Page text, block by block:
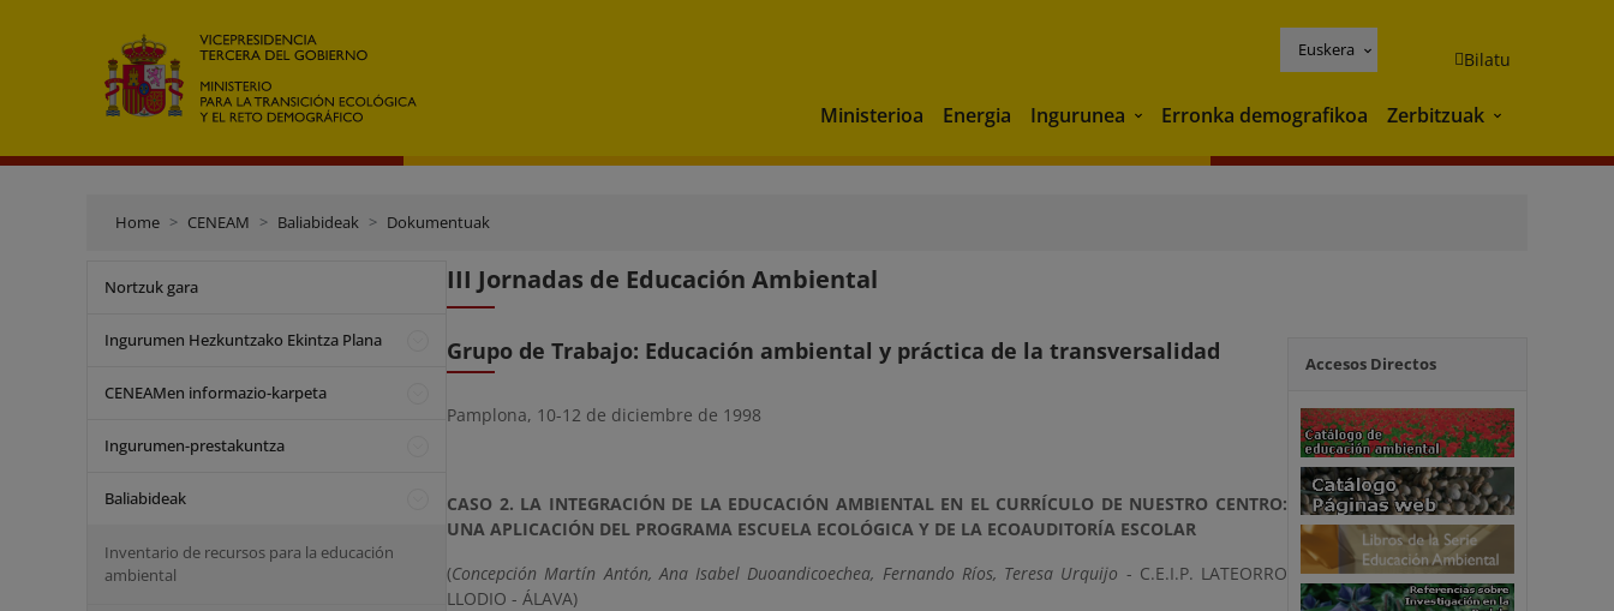
Euskera Bilatu
Ministerioa Energia Ingurunea Ingurunea
Erronka demografikoa Zerbitzuak Zerbitzuak
Home CENEAM Baliabideak Dokumentuak
Nortzuk gara
Ingurumen Hezkuntzako Ekintza Plana
CENEAMen informazio-karpeta
Ingurumen-prestakuntza
Baliabideak
Inventario de recursos para la educación
ambiental
III Jornadas de Educación Ambiental
Grupo de Trabajo: Educación ambiental y práctica de la transversalidad
Pamplona, 10-12 de diciembre de 1998
CASO 2. LA INTEGRACIÓN DE LA EDUCACIÓN AMBIENTAL EN EL CURRÍCULO DE NUESTRO CENTRO:
UNA APLICACIÓN DEL PROGRAMA ESCUELA ECOLÓGICA Y DE LA ECOAUDITORÍA ESCOLAR
(Concepción Martín Antón, Ana Isabel Duoandicoechea, Fernando Ríos, Teresa Urquijo - C.E.I.P. LATEORRO
LLODIO - ÁLAVA)
Accesos Directos